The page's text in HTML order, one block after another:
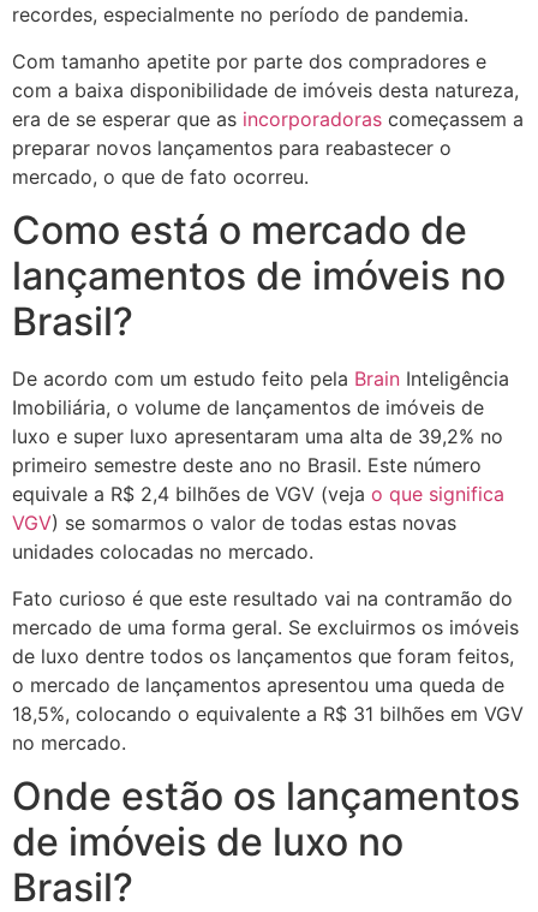
recordes, especialmente no período de pandemia.
Com tamanho apetite por parte dos compradores e
com a baixa disponibilidade de imóveis desta natureza,
era de se esperar que as incorporadoras começassem a
preparar novos lançamentos para reabastecer o
mercado, o que de fato ocorreu.
Como está o mercado de
lançamentos de imóveis no
Brasil?
De acordo com um estudo feito pela Brain Inteligência
Imobiliária, o volume de lançamentos de imóveis de
luxo e super luxo apresentaram uma alta de 39,2% no
primeiro semestre deste ano no Brasil. Este número
equivale a R$ 2,4 bilhões de VGV (veja o que significa
VGV) se somarmos o valor de todas estas novas
unidades colocadas no mercado.
Fato curioso é que este resultado vai na contramão do
mercado de uma forma geral. Se excluirmos os imóveis
de luxo dentre todos os lançamentos que foram feitos,
o mercado de lançamentos apresentou uma queda de
18,5%, colocando o equivalente a R$ 31 bilhões em VGV
no mercado.
Onde estão os lançamentos
de imóveis de luxo no
Brasil?